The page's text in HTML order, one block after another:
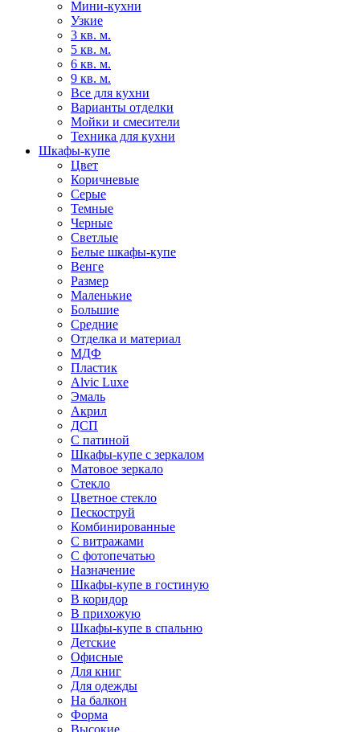
Мини-кухни
Узкие
3 кв. м.
5 кв. м.
6 кв. м.
9 кв. м.
Все для кухни
Варианты отделки
Мойки и смесители
Техника для кухни
Шкафы-купе
Цвет
Коричневые
Серые
Темные
Черные
Светлые
Белые шкафы-купе
Венге
Размер
Маленькие
Большие
Средние
Отделка и материал
МДФ
Пластик
Alvic Luxe
Эмаль
Акрил
ДСП
С патиной
Шкафы-купе с зеркалом
Матовое зеркало
Стекло
Цветное стекло
Пескоструй
Комбинированные
С витражами
С фотопечатью
Назначение
Шкафы-купе в гостиную
В коридор
В прихожую
Шкафы-купе в спальню
Детские
Офисные
Для книг
Для одежды
На балкон
Форма
Высокие